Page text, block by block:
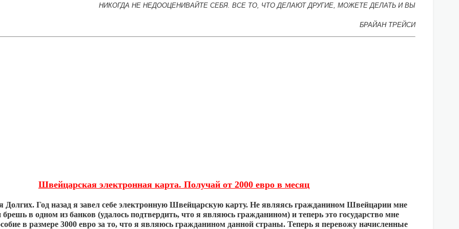
НИКОГДА НЕ НЕДООЦЕНИВАЙТЕ СЕБЯ. ВСЕ ТО, ЧТО ДЕЛАЮТ ДРУГИЕ, МОЖЕТЕ ДЕЛАТЬ И ВЫ
БРАЙАН ТРЕЙСИ
Швейцарская электронная карта. Получай от 2000 евро в месяц
Долгих. Год назад я завел себе электронную Швейцарскую карту. Не являясь гражданином Швейцарии мне
брешь в одном из банков (удалось подтвердить, что я являюсь гражданином) и теперь это государство мне
в размере 3000 евро за то, что я являюсь гражданином данной страны. Теперь я перевожу начисленные